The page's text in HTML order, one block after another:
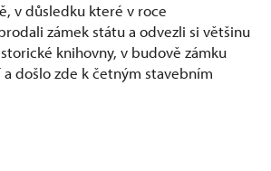
v důsledku které v roce
zámek státu a odvezli si většinu
knihovny, v budově zámku
došlo zde k četným stavebním